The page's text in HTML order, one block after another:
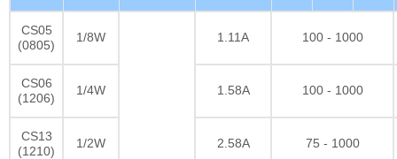
CS05
(0805)
1/8W 1.11A 100 - 1000
CS06
(1206)
1/4W 1.58A 100 - 1000
CS13
(1210)
1/2W 2.58A 75 - 1000